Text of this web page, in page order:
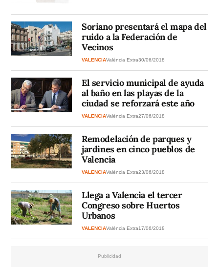
Soriano presentará el mapa del
ruido a la Federación de
Vecinos
VALENCIAValència Extra30/06/2018
El servicio municipal de ayuda
al baño en las playas de la
ciudad se reforzará este año
VALENCIAValència Extra27/06/2018
Remodelación de parques y
jardines en cinco pueblos de
Valencia
VALENCIAValència Extra23/06/2018
Llega a Valencia el tercer
Congreso sobre Huertos
Urbanos
VALENCIAValència Extra17/06/2018